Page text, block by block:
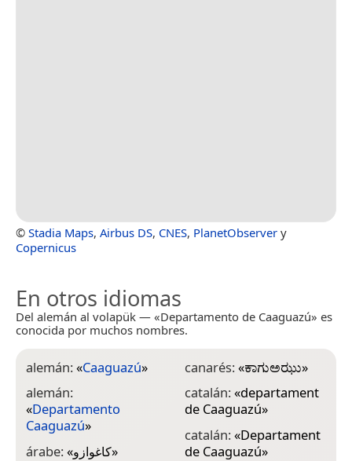
© Stadia Maps, Airbus DS, CNES, PlanetObserver y
Copernicus
En otros idiomas
Del alemán al volapük — «Departamento de Caaguazú» es
conocida por muchos nombres.
alemán:«Caaguazú»
alemán:
«Departamento
Caaguazú»
árabe:«كاغوازو»
canarés:«ಕಾಗುಅಝು»
catalán:«departament
de Caaguazú»
catalán:«Departament
de Caaguazú»